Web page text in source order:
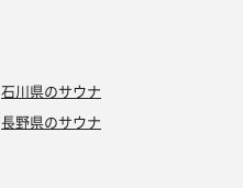
石川県のサウナ
長野県のサウナ